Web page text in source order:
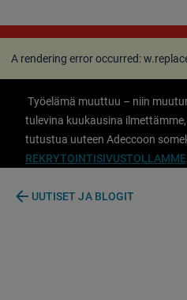
A rendering error occurred:
function.
A rendering error occurred:
Työelämä muuttuu – niin
tulevina kuukausina
tutustua uuteen Adeccoon
REKRYTOINTISIVUSTOLLAMME
arrow_back UUTISET JA BLOGIT